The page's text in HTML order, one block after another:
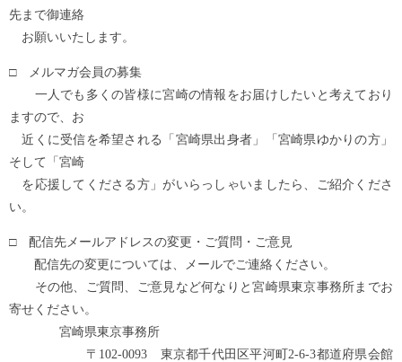
先まで御連絡
お願いいたします。
□ メルマガ会員の募集
一人でも多くの皆様に宮崎の情報をお届けしたいと考えており
ますので、お
近くに受信を希望される「宮崎県出身者」「宮崎県ゆかりの方」
そして「宮崎
を応援してくださる方」がいらっしゃいましたら、ご紹介くださ
い。
□ 配信先メールアドレスの変更・ご質問・ご意見
配信先の変更については、メールでご連絡ください。
その他、ご質問、ご意見など何なりと宮崎県東京事務所までお
寄せください。
宮崎県東京事務所
〒102-0093 東京都千代田区平河町2-6-3都道府県会館